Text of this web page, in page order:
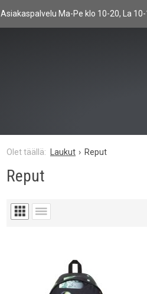
Asiakaspalvelu Ma-Pe klo 10-20, La
Laukut Reput
Reput